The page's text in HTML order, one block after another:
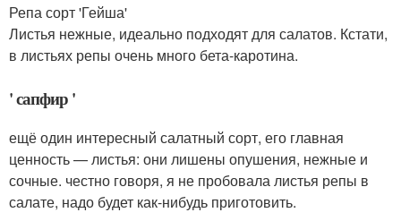
Репа сорт 'Гейша'
Листья нежные, идеально подходят для салатов. Кстати,
в листьях репы очень много бета-каротина.
' сапфир '
ещё один интересный салатный сорт, его главная
ценность — листья: они лишены опушения, нежные и
сочные. честно говоря, я не пробовала листья репы в
салате, надо будет как-нибудь приготовить.